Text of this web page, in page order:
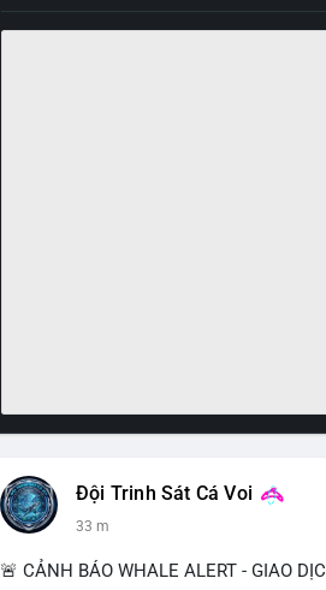
Đội Trinh Sát Cá Voi
33 m
🚨 CẢNH BÁO WHALE ALERT - GIAO